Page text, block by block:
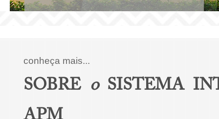
conheça mais...
SOBRE oSISTEMA